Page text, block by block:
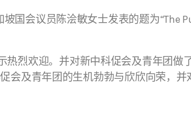
会议员陈浍敏女士发表的题为“The
烈欢迎。并对新中科促会及青年团做
会及青年团的生机勃勃与欣欣向荣，